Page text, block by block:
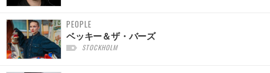
PEOPLE
ベッキー＆ザ・バーズ
STOCKHOLM